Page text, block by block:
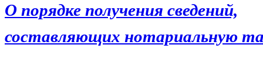
О порядке получения сведений,
составляющих нотариальную